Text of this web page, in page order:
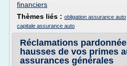
financiers
Thèmes liés : obligation assurance auto
capitale assurance auto
Réclamations
hausses de vos primes
assurances générales